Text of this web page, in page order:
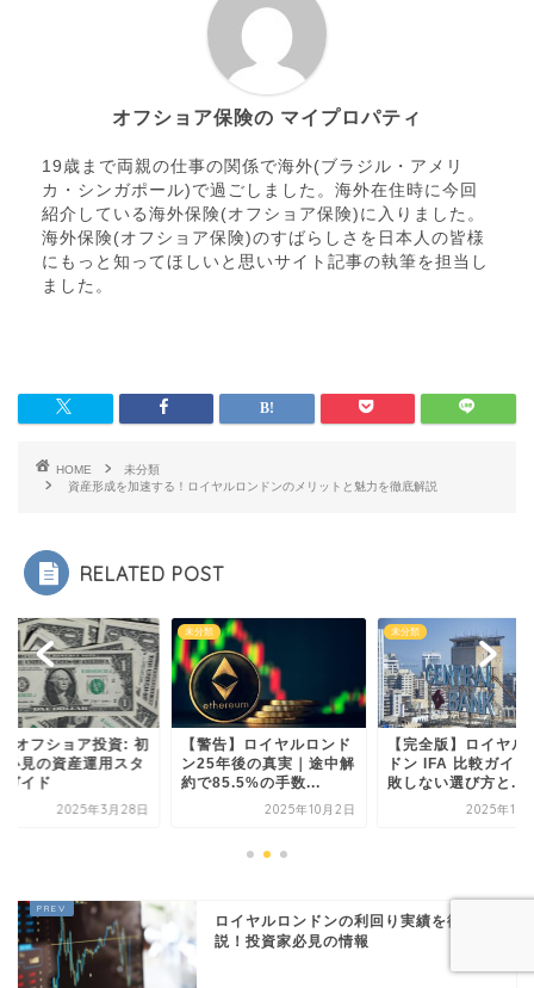
オフショア保険の マイプロパティ
19歳まで両親の仕事の関係で海外(ブラジル・アメリ
カ・シンガポール)で過ごしました。海外在住時に今回
紹介している海外保険(オフショア保険)に入りました。
海外保険(オフショア保険)のすばらしさを日本人の皆様
にもっと知ってほしいと思いサイト記事の執筆を担当し
ました。
HOME
未分類
資産形成を加速する！ロイヤルロンドンのメリットと魅力を徹底解説
RELATED POST
: 初
タ
未分類
【警告】ロイヤルロンド
ン25年後の真実｜途中解
約で85.5%の手数...
2025年10月2日
【完全版】ロイヤルロン
ドン IFA 比較ガイド｜失
敗しない選び方と...
2025年10月13日
ITAのオ
心者必
ートガ
ロイヤルロンドンの利回り実績を徹底解
説！投資家必見の情報